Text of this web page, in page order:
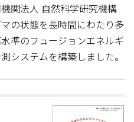
関法人 自然科学研究機構
の状態を長時間にわたり多
準のフュージョンエネルギ
システムを構築しました。